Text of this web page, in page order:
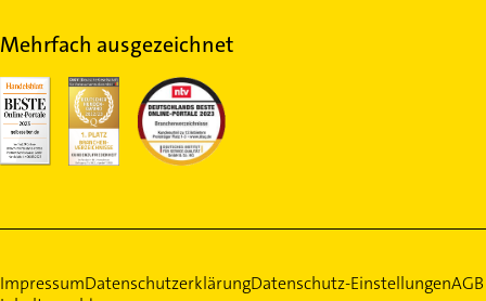
Mehrfach ausgezeichnet
ImpressumDatenschutzerklärungDatenschutz-EinstellungenAGB